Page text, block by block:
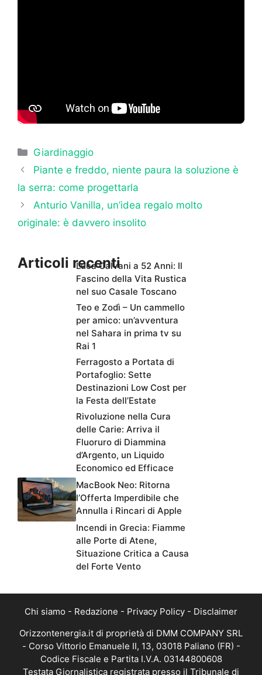
Categorie
Giardinaggio
Piante e freddo, niente paura la soluzione è
la serra: come progettarla
Anturio Vanilla, un’idea regalo molto
originale: è davvero insolito
Articoli recentiLuca Calvani a 52 Anni: Il
Fascino della Vita Rustica
nel suo Casale Toscano
Teo e Zodì – Un cammello
per amico: un’avventura
nel Sahara in prima tv su
Rai 1
Ferragosto a Portata di
Portafoglio: Sette
Destinazioni Low Cost per
la Festa dell’Estate
Rivoluzione nella Cura
delle Carie: Arriva il
Fluoruro di Diammina
d’Argento, un Liquido
Economico ed Efficace
MacBook Neo: Ritorna
l’Offerta Imperdibile che
Annulla i Rincari di Apple
Incendi in Grecia: Fiamme
alle Porte di Atene,
Situazione Critica a Causa
del Forte Vento
Chi siamo - Redazione - Privacy Policy - Disclaimer
Orizzontenergia.it di proprietà di DMM COMPANY SRL
- Corso Vittorio Emanuele II, 13, 03018 Paliano (FR) -
Codice Fiscale e Partita I.V.A. 03144800608
Testata Giornalistica registrata presso il Tribunale di